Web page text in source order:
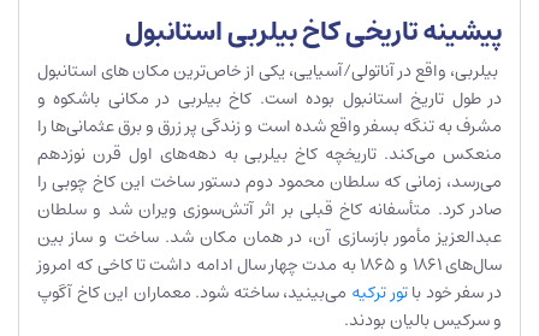
پیشینه تاریخی کاخ بیلربی استانبول
بیلربی، واقع در آناتولی/آسیایی، یکی از خاص‌ترین مکان های استانبول
در طول تاریخ استانبول بوده است. کاخ بیلربی در مکانی باشکوه و
مشرف به تنگه بسفر واقع شده است و زندگی پر زرق و برق عثمانی‌ها را
منعکس می‌کند. تاریخچه کاخ بیلربی به دهه‌های اول قرن نوزدهم
می‌رسد، زمانی که سلطان محمود دوم دستور ساخت این کاخ چوبی را
صادر کرد. متأسفانه کاخ قبلی بر اثر آتش‌سوزی ویران شد و سلطان
عبدالعزیز مأمور بازسازی آن، در همان مکان شد. ساخت و ساز بین
سال‌های 1861 و 1865 به مدت چهار سال ادامه داشت تا کاخی که امروز
در سفر خود باتور ترکیه می‌بینید، ساخته شود. معماران این کاخ آگوپ
و سرکیس بالیان بودند.